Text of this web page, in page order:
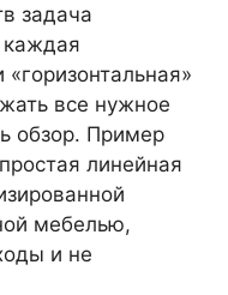
задача
каждая
все нужное
обзор. Пример
линейная
мебелью,
и не